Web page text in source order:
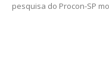
pesquisa do Procon-SP